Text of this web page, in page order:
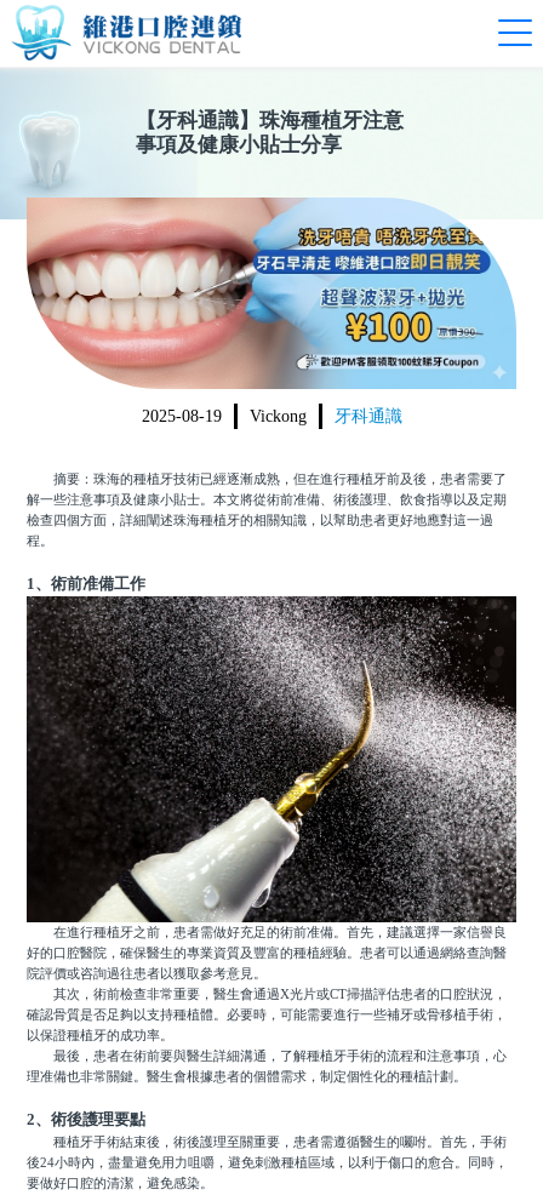
【 牙科通識】 珠海種植牙注意
事項及健康小貼士分享
2025-08-19 Vickong 牙科通識
摘要：珠海的種植牙技術已經逐漸成熟，但在進行種植牙前及後，患者需要了
解一些注意事項及健康小貼士。本文將從術前准備、術後護理、飲食指導以及定期
檢查四個方面，詳細闡述珠海種植牙的相關知識，以幫助患者更好地應對這一過
程。
1、術前准備工作
在進行種植牙之前，患者需做好充足的術前准備。首先，建議選擇一家信譽良
好的口腔醫院，確保醫生的專業資質及豐富的種植經驗。患者可以通過網絡查詢醫
院評價或咨詢過往患者以獲取參考意見。
其次，術前檢查非常重要，醫生會通過X光片或CT掃描評估患者的口腔狀況，
確認骨質是否足夠以支持種植體。必要時，可能需要進行一些補牙或骨移植手術，
以保證種植牙的成功率。
最後，患者在術前要與醫生詳細溝通，了解種植牙手術的流程和注意事項，心
理准備也非常關鍵。醫生會根據患者的個體需求，制定個性化的種植計劃。
2、術後護理要點
種植牙手術結束後，術後護理至關重要，患者需遵循醫生的囑咐。首先，手術
後24小時內，盡量避免用力咀嚼，避免刺激種植區域，以利于傷口的愈合。同時，
要做好口腔的清潔，避免感染。